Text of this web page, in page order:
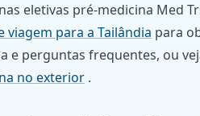
eletivas pré-medicina Med
viagem para a Tailândia para
e perguntas frequentes, ou
no exterior .